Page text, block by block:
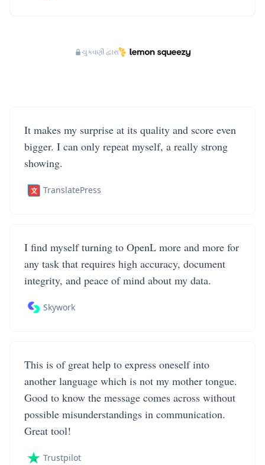
ચુકવણી દ્વારા
It makes my surprise at its quality and score even
bigger. I can only repeat myself, a really strong
showing.
TranslatePress
I find myself turning to OpenL more and more for
any task that requires high accuracy, document
integrity, and peace of mind about my data.
Skywork
This is of great help to express oneself into
another language which is not my mother tongue.
Good to know the message comes across without
possible misunderstandings in communication.
Great tool!
Trustpilot